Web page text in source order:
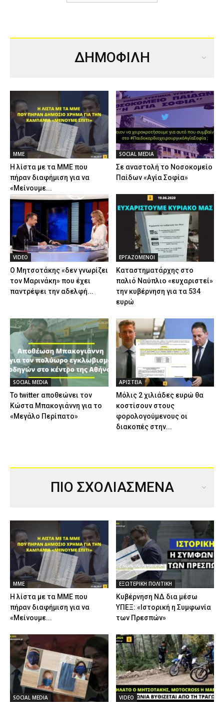
ΔΗΜΟΦΙΛΗ
ΜΜΕ
Η λίστα με τα ΜΜΕ που
πήραν διαφήμιση για να
«Μείνουμε...
SOCIAL MEDIA
Σε αναστολή το Νοσοκομείο
Παίδων «Αγία Σοφία»
VIDEO
Ο Μητσοτάκης «δεν γνωρίζει
τον Μαρινάκη» που έχει
παντρέψει την αδελφή...
ΕΡΓΑΖΟΜΕΝΟΙ
Καταστηματάρχης στο
παλιό Ναύπλιο «ευχαριστεί»
την κυβέρνηση για τα 534
ευρώ
SOCIAL MEDIA
Το twitter αποθεώνει τον
Κώστα Μπακογιάννη για το
«Μεγάλο Περίπατο»
ΑΡΙΣΤΕΙΑ
Μόλις 2 χιλιάδες ευρώ θα
κοστίσουν στους
φορολογούμενους οι
διακοπές στην...
ΠΙΟ ΣΧΟΛΙΑΣΜΕΝΑ
ΜΜΕ
Η λίστα με τα ΜΜΕ που
πήραν διαφήμιση για να
«Μείνουμε...
ΕΞΩΤΕΡΙΚΗ ΠΟΛΙΤΙΚΗ
Κυβέρνηση ΝΔ δια μέσω
ΥΠΕΞ: «Ιστορική η Συμφωνία
των Πρεσπών»
SOCIAL MEDIA VIDEO